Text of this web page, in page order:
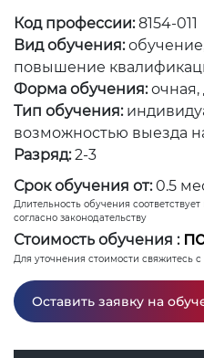
Код профессии:8154-011
Вид обучения:
повышение
Форма обучения: очная,
Тип обучения:
возможностью выезда
Разряд: 2-3
Срок обучения от: 0.5
Длительность обучения
согласно законодательству
Стоимость обучения :
Для уточнения стоимости свяжитесь
Оставить заявку на